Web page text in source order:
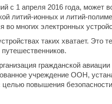
с 1 апреля 2016 года, может
литий-ионных и литий-
во многих электронных
таких хватает.
гражданской
учреждение ООН,
повышения